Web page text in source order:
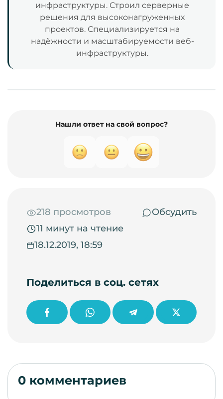
инфраструктуры. Строил серверные
решения для высоконагруженных
проектов. Специализируется на
надёжности и масштабируемости веб-
инфраструктуры.
Нашли ответ на свой вопрос?
218 просмотров
Обсудить
11 минут на чтение
18.12.2019, 18:59
Поделиться в соц. сетях
0 комментариев